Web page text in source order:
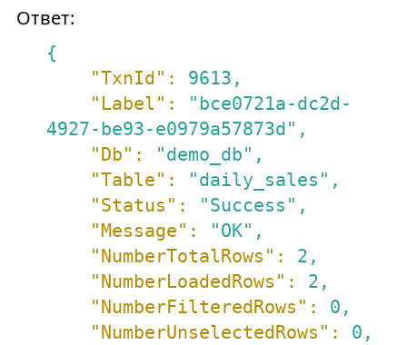
Ответ:
{
"TxnId":
9613 ,
"Label":
"bce0721a-dc2d-
4927-be93-e0979a57873d" ,
"Db":
"demo_db" ,
"Table":
"daily_sales" ,
"Status":
"Success" ,
"Message":
"OK" ,
"NumberTotalRows":
2 ,
"NumberLoadedRows":
2 ,
"NumberFilteredRows":
0 ,
"NumberUnselectedRows":
0 ,